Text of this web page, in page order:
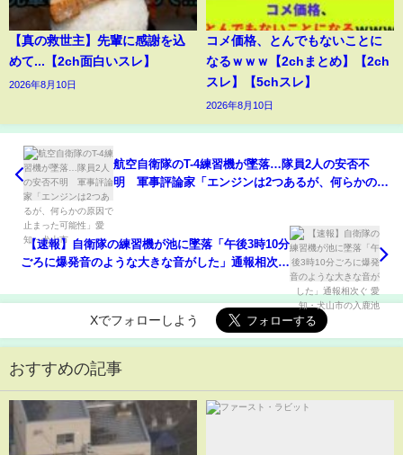
【真の救世主】先輩に感謝を込
めて...【2ch面白いスレ】
2026年8月10日
コメ価格、とんでもないことに
なるｗｗｗ【2chまとめ】【2ch
スレ】【5chスレ】
2026年8月10日
航空自衛隊のT-4練習機が墜落…隊員2人の安否不
明 軍事評論家「エンジンは2つあるが、何らかの原
【速報】自衛隊の練習機が池に墜落「午後3時10分
ごろに爆発音のような大きな音がした」通報相次ぐ
Xでフォローしよう
おすすめの記事